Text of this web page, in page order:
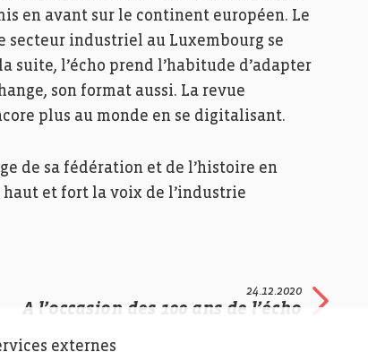
en avant sur le continent européen. Le
secteur industriel au Luxembourg se
suite, l’écho prend l’habitude d’adapter
son format aussi. La revue
plus au monde en se digitalisant.
de sa fédération et de l’histoire en
et fort la voix de l’industrie
24.12.2020
A l’occasion des 100 ans de l’écho
externes